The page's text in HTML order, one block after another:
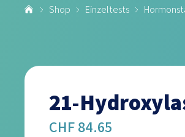
Shop Einzeltests
21-
CHF 84.65